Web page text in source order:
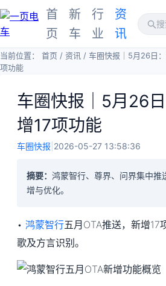
首
页
新
车
行
业
资
讯
当前位置： 首页 / 资讯 / 车圈快报｜5月26日
项功能
车圈快报｜5月26
增17项功能
车圈快报 2026-05-27 13:58:36
摘要： 鸿蒙智行、尊界、问界集中推
增与优化。
• 鸿蒙智行五月OTA推送，新增
歌及方言识别。